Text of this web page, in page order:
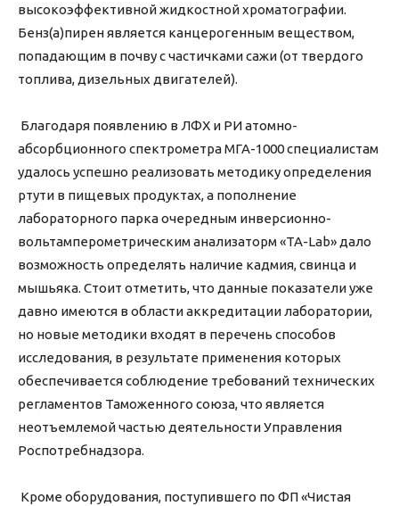
высокоэффективной жидкостной хроматографии.
Бенз(а)пирен является канцерогенным веществом,
попадающим в почву с частичками сажи (от твердого
топлива, дизельных двигателей).
Благодаря появлению в ЛФХ и РИ атомно-
абсорбционного спектрометра МГА-1000 специалистам
удалось успешно реализовать методику определения
ртути в пищевых продуктах, а пополнение
лабораторного парка очередным инверсионно-
вольтамперометрическим анализаторм «TA-Lab» дало
возможность определять наличие кадмия, свинца и
мышьяка. Стоит отметить, что данные показатели уже
давно имеются в области аккредитации лаборатории,
но новые методики входят в перечень способов
исследования, в результате применения которых
обеспечивается соблюдение требований технических
регламентов Таможенного союза, что является
неотъемлемой частью деятельности Управления
Роспотребнадзора.
Кроме оборудования, поступившего по ФП «Чистая